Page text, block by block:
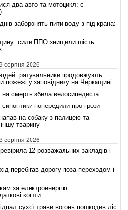
два авто та мотоцикл: є
заборонять пити воду з-під крана:
сили ППО знищили шість
серпня 2026
рятувальники продовжують
пожежі у заповіднику на Черкащині
на смерть збила велосипедиста
попередили про грози
на собаку з палицею та
тварину
серпня 2026
12 розважальних закладів і
перебігав дорогу поза переходом і
за електроенергію
кошти
сухої трави вогонь пошкодив ліс